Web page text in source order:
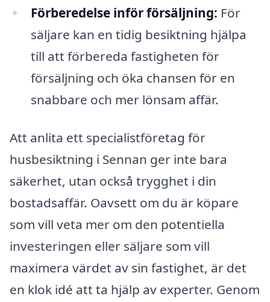
Förberedelse inför försäljning: För
säljare kan en tidig besiktning hjälpa
till att förbereda fastigheten för
försäljning och öka chansen för en
snabbare och mer lönsam affär.
Att anlita ett specialistföretag för
husbesiktning i Sennan ger inte bara
säkerhet, utan också trygghet i din
bostadsaffär. Oavsett om du är köpare
som vill veta mer om den potentiella
investeringen eller säljare som vill
maximera värdet av sin fastighet, är det
en klok idé att ta hjälp av experter. Genom